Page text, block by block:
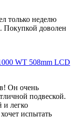
только неделю
Покупкой доволен
WT 508mm LCD
Он очень
подвеской.
и легко
испытать